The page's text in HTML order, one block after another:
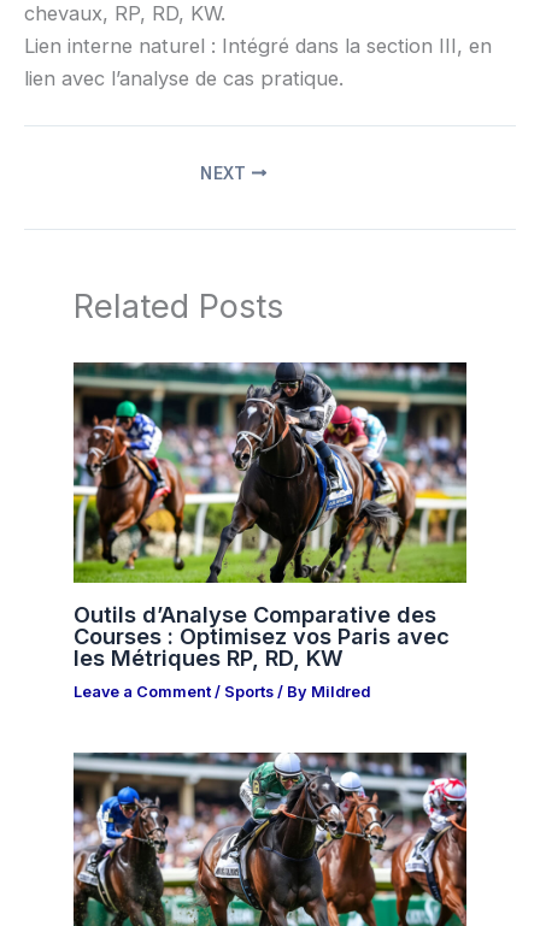
chevaux, RP, RD, KW.
Lien interne naturel : Intégré dans la section III, en
lien avec l’analyse de cas pratique.
NEXT
Related Posts
Outils d’Analyse Comparative des
Courses : Optimisez vos Paris avec
les Métriques RP, RD, KW
Leave a Comment / Sports / By Mildred